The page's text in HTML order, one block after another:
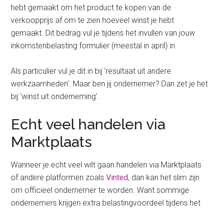
hebt gemaakt om het product te kopen van de
verkoopprijs af om te zien hoeveel winst je hebt
gemaakt. Dit bedrag vul je tijdens het invullen van jouw
inkomstenbelasting formulier (meestal in april) in.
Als particulier vul je dit in bij ‘resultaat uit andere
werkzaamheden’. Maar ben jij ondernemer? Dan zet je het
bij ‘winst uit onderneming’.
Echt veel handelen via
Marktplaats
Wanneer je echt veel wilt gaan handelen via Marktplaats
of andere platformen zoalsVinted, dan kan het slim zijn
om officieel ondernemer te worden. Want sommige
ondernemers krijgen extra belastingvoordeel tijdens het